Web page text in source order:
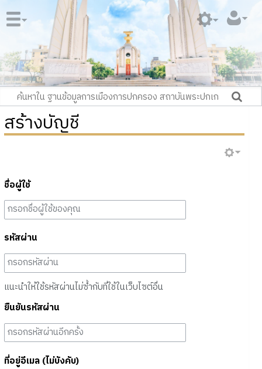
สร้างบัญชี
ชื่อผู้ใช้
รหัสผ่าน
แนะนำให้ใช้รหัสผ่านไม่ซ้ำกับที่ใช้ในเว็บไซต์อื่น
ยืนยันรหัสผ่าน
ที่อยู่อีเมล (ไม่บังคับ)